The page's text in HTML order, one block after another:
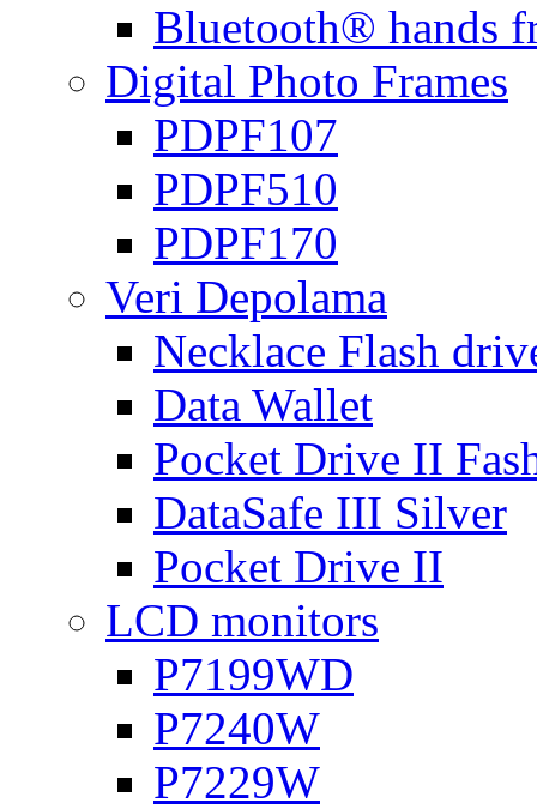
Bluetooth® hands
Digital Photo Frames
PDPF107
PDPF510
PDPF170
Veri Depolama
Necklace Flash
Data Wallet
Pocket Drive II
DataSafe III Silver
Pocket Drive II
LCD monitors
P7199WD
P7240W
P7229W